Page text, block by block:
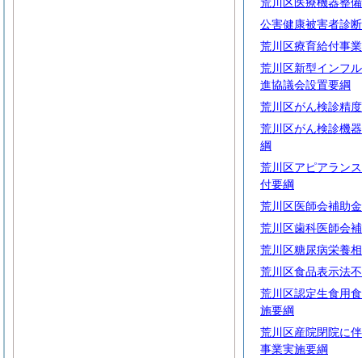
公害健康被害者診
荒川区療育給付事
荒川区新型インフ
進協議会設置要綱
荒川区がん検診精
荒川区がん検診機
綱
荒川区アピアラン
付要綱
荒川区医師会補助
荒川区歯科医師会
荒川区糖尿病栄養
荒川区食品表示法
荒川区認定生食用
施要綱
荒川区産院閉院に
事業実施要綱